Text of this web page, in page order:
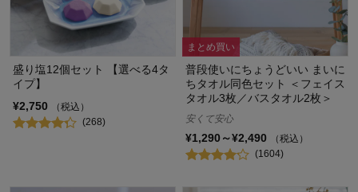
盛り塩12個セット 【選べる4タ
イプ】
¥2,750
（税込）
(268)
まとめ買い
普段使いにちょうどいい まいに
ちタオル同色セット ＜フェイス
タオル3枚／バスタオル2枚＞
安くて安心
¥1,290～¥2,490
（税込）
(1604)